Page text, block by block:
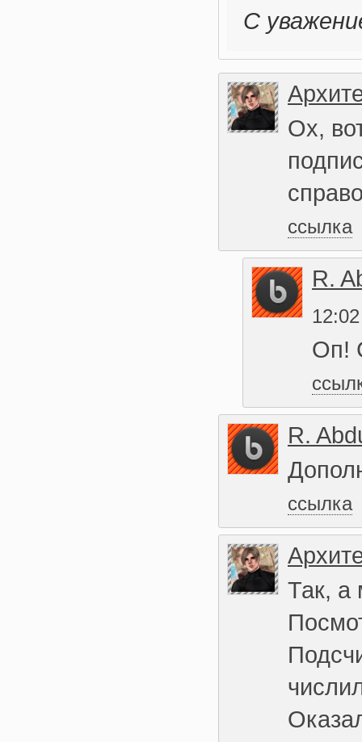
С
Ох,
ссылка
R.
12:02
Оп!
R.
ссылка
Так, а